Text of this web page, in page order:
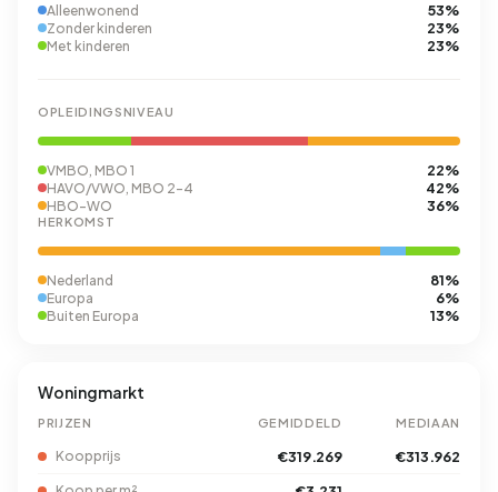
Alleenwonend 53%
Zonder kinderen 23%
Met kinderen 23%
OPLEIDINGSNIVEAU
VMBO, MBO 1 22%
HAVO/VWO, MBO 2-4 42%
HBO-WO 36%
HERKOMST
Nederland 81%
Europa 6%
Buiten Europa 13%
Woningmarkt
PRIJZEN GEMIDDELD MEDIAAN
Koopprijs €319.269 €313.962